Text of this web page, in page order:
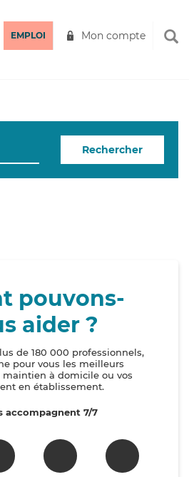
EMPLOI Mon compte
Rechercher
pouvons-
aider ?
de 180 000 professionnels,
pour vous les meilleurs
à domicile ou vos
en établissement.
accompagnent 7/7